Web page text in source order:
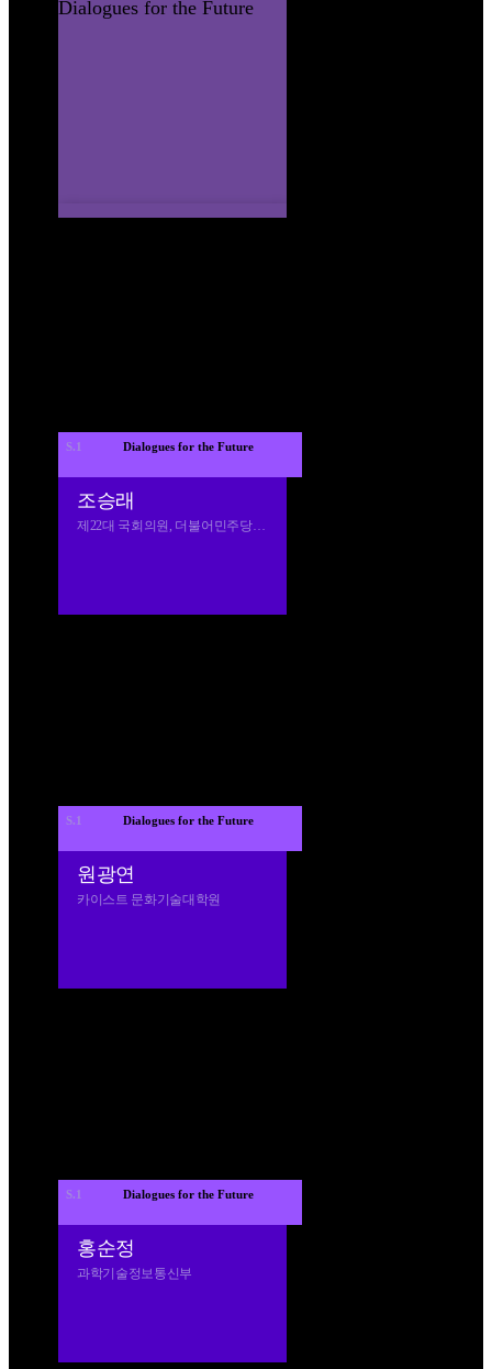
Dialogues for the Future
S.1 Dialogues for the Future
조승래
제22대 국회의원, 더불어민주당 사무총장
S.1 Dialogues for the Future
원광연
카이스트 문화기술대학원
S.1 Dialogues for the Future
홍순정
과학기술정보통신부